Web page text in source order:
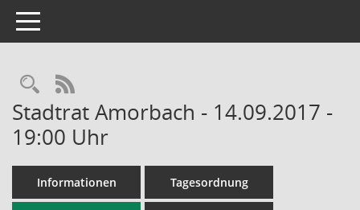
Toggle navigation
RSS-Feed
Stadtrat Amorbach - 14.09.2017 -
19:00 Uhr
Informationen Tagesordnung